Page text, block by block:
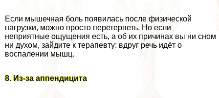
Если мышечная боль появилась после физической
нагрузки, можно просто перетерпеть. Но если
неприятные ощущения есть, а об их причинах вы ни сном
ни духом, зайдите к терапевту: вдруг речь идёт о
воспалении мышц.
8. Из-за аппендицита